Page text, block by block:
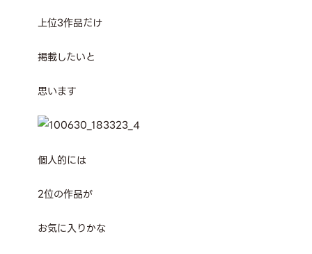
上位3作品だけ
掲載したいと
思います
個人的には
2位の作品が
お気に入りかな